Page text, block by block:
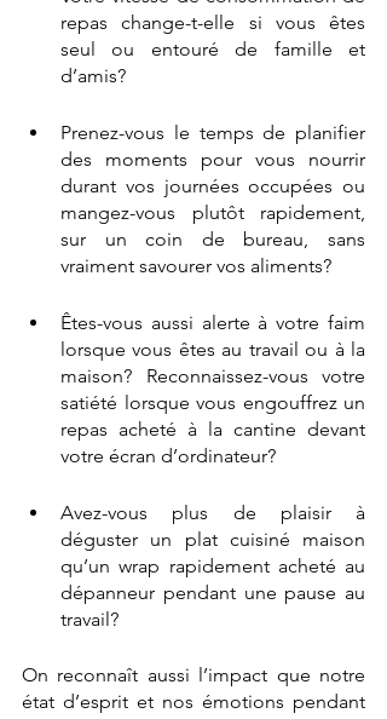
repas change-t-elle si vous êtes
seul ou entouré de famille et
d’amis?
Prenez-vous le temps de planifier
des moments pour vous nourrir
durant vos journées occupées ou
mangez-vous plutôt rapidement,
sur un coin de bureau, sans
vraiment savourer vos aliments?
Êtes-vous aussi alerte à votre faim
lorsque vous êtes au travail ou à la
maison? Reconnaissez-vous votre
satiété lorsque vous engouffrez un
repas acheté à la cantine devant
votre écran d’ordinateur?
Avez-vous plus de plaisir à
déguster un plat cuisiné maison
qu’un wrap rapidement acheté au
dépanneur pendant une pause au
travail?
On reconnaît aussi l’impact que notre
état d’esprit et nos émotions pendant